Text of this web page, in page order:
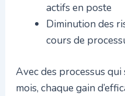
actifs en poste
Diminution des
cours de
Avec des processus
mois, chaque gain